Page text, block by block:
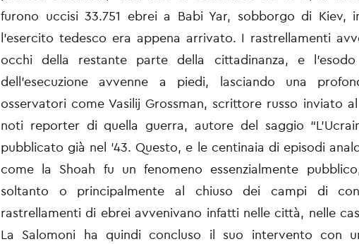
furono uccisi 33.751 ebrei a Babi Yar, sobborgo di Kiev,
l’esercito tedesco era appena arrivato. I rastrellamenti
occhi della restante parte della cittadinanza, e
dell’esecuzione avvenne a piedi, lasciando una
osservatori come Vasilij Grossman, scrittore russo inviato
noti reporter di quella guerra, autore del saggio
pubblicato già nel ’43. Questo, e le centinaia di episodi
come la Shoah fu un fenomeno essenzialmente
soltanto o principalmente al chiuso dei campi di
rastrellamenti di ebrei avvenivano infatti nelle città, nelle
La Salomoni ha quindi concluso il suo intervento con